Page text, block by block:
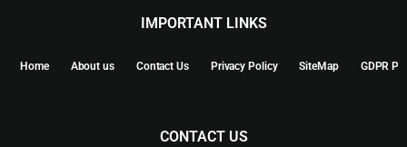
IMPORTANT LINKS
Home About us Contact Us Privacy Policy SiteMap GDPR
CONTACT US